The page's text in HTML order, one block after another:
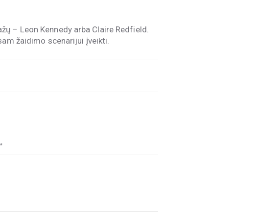
– Leon Kennedy arba Claire Redfield.
žaidimo scenarijui įveikti.